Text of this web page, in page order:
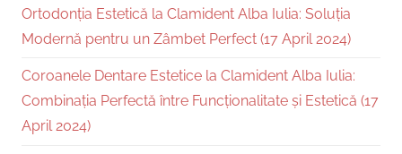
Ortodonția Estetică la Clamident Alba Iulia: Soluția
Modernă pentru un Zâmbet Perfect (17 April 2024)
Coroanele Dentare Estetice la Clamident Alba Iulia:
Combinația Perfectă între Funcționalitate și Estetică (17
April 2024)